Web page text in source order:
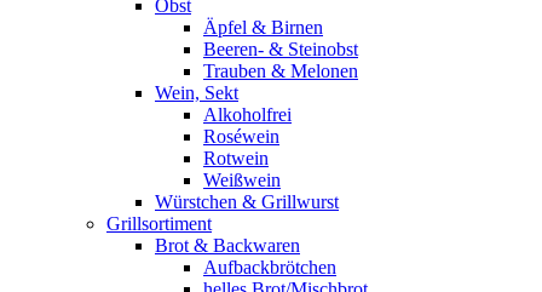
Obst
Äpfel & Birnen
Beeren- & Steinobst
Trauben & Melonen
Wein, Sekt
Alkoholfrei
Roséwein
Rotwein
Weißwein
Würstchen & Grillwurst
Grillsortiment
Brot & Backwaren
Aufbackbrötchen